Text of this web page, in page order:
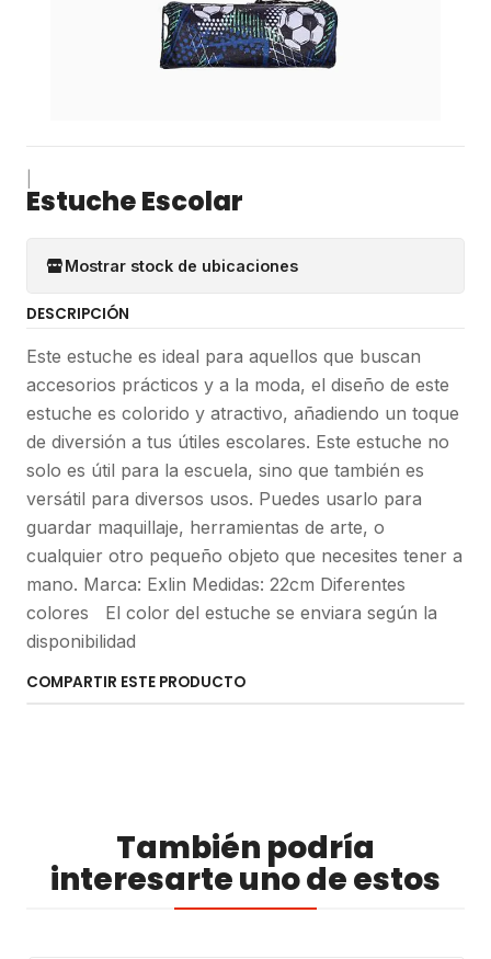
Estuche Escolar
Mostrar stock de ubicaciones
DESCRIPCIÓN
Este estuche es ideal para aquellos que buscan
accesorios prácticos y a la moda, el diseño de este
estuche es colorido y atractivo, añadiendo un toque
de diversión a tus útiles escolares. Este estuche no
solo es útil para la escuela, sino que también es
versátil para diversos usos. Puedes usarlo para
guardar maquillaje, herramientas de arte, o
cualquier otro pequeño objeto que necesites tener a
mano. Marca: Exlin Medidas: 22cm Diferentes
colores El color del estuche se enviara según la
disponibilidad
COMPARTIR ESTE PRODUCTO
También podría
interesarte uno de estos